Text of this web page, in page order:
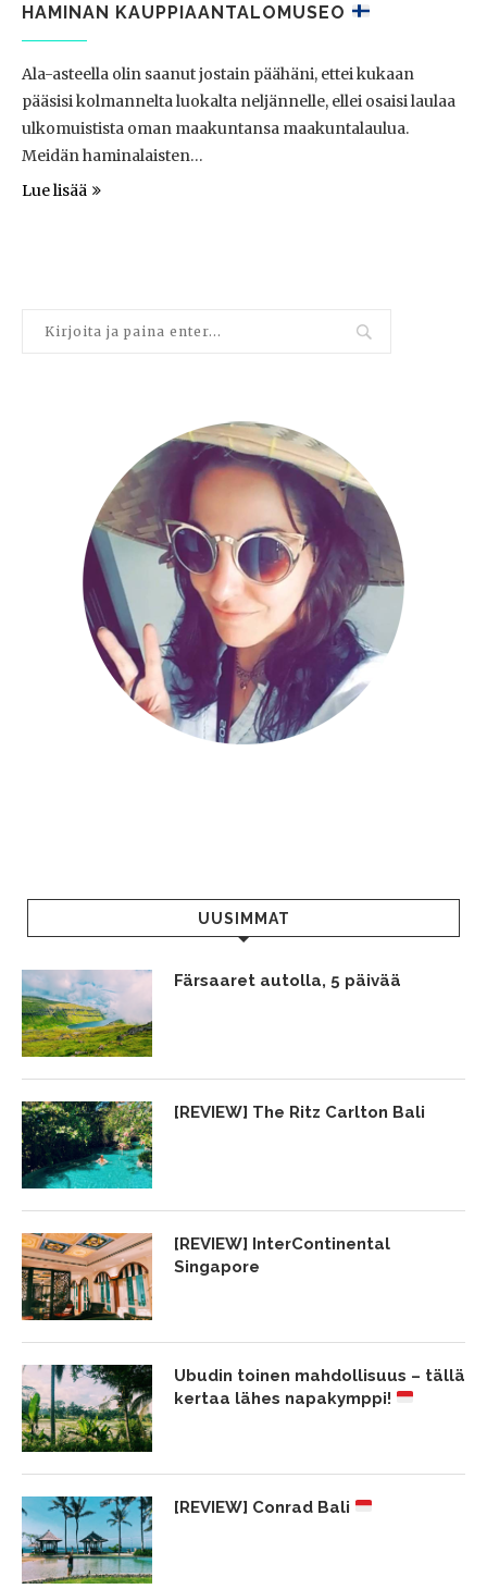
HAMINAN KAUPPIAANTALOMUSEO
Ala-asteella olin saanut jostain päähäni, ettei kukaan
pääsisi kolmannelta luokalta neljännelle, ellei osaisi laulaa
ulkomuistista oman maakuntansa maakuntalaulua.
Meidän haminalaisten…
Lue lisää
UUSIMMAT
Färsaaret autolla, 5 päivää
[REVIEW] The Ritz Carlton Bali
[REVIEW] InterContinental
Singapore
Ubudin toinen mahdollisuus – tällä
kertaa lähes napakymppi!
[REVIEW] Conrad Bali